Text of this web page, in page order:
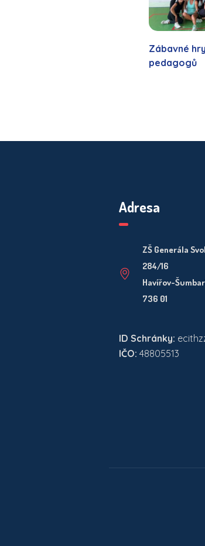
Zábavné
pedagogů
Adresa
ZŠ Generála
284/16
Havířov-
736 01
ID Schránky:
IČO: 48805513